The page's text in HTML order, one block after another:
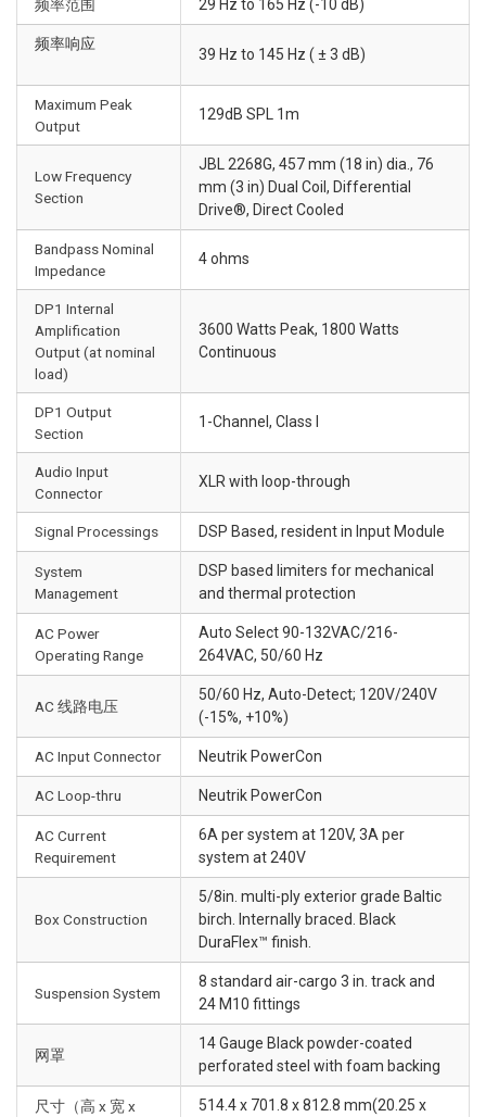
频率范围 29 Hz to 165 Hz (-10 dB)
频率响应
39 Hz to 145 Hz ( ± 3 dB)
Maximum Peak
Output
129dB SPL 1m
Low Frequency
Section
JBL 2268G, 457 mm (18 in) dia., 76
mm (3 in) Dual Coil, Differential
Drive®, Direct Cooled
Bandpass Nominal
Impedance
4 ohms
DP1 Internal
Amplification
Output (at nominal
load)
3600 Watts Peak, 1800 Watts
Continuous
DP1 Output
Section
1-Channel, Class I
Audio Input
Connector
XLR with loop-through
Signal Processings DSP Based, resident in Input Module
System
Management
DSP based limiters for mechanical
and thermal protection
AC Power
Operating Range
Auto Select 90-132VAC/216-
264VAC, 50/60 Hz
AC 线路电压
50/60 Hz, Auto-Detect; 120V/240V
(-15%, +10%)
AC Input Connector Neutrik PowerCon
AC Loop-thru Neutrik PowerCon
AC Current
Requirement
6A per system at 120V, 3A per
system at 240V
Box Construction
5/8in. multi-ply exterior grade Baltic
birch. Internally braced. Black
DuraFlex™ finish.
Suspension System
8 standard air-cargo 3 in. track and
24 M10 fittings
网罩
14 Gauge Black powder-coated
perforated steel with foam backing
尺寸（高 x 宽 x
514.4 x 701.8 x 812.8 mm(20.25 x